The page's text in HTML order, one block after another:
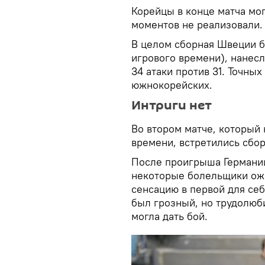
Корейцы в конце матча
моментов не
В целом сборная Швеции
игрового времени),
34 атаки против 31.
южнокорейских.
Интриги нет
Во втором матче,
времени, встретились
После проигрыша
некоторые болельщики
сенсацию в первой для
был грозный, но
могла дать бой.